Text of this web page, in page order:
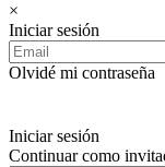
×
Iniciar sesión
Olvidé mi contraseña
Iniciar sesión
Continuar como